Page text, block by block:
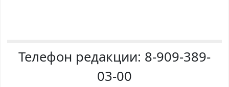
Телефон редакции: 8-909-389-
03-00